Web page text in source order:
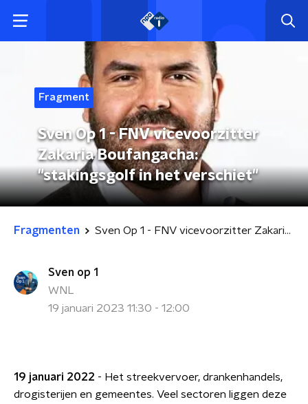
Fragment
Sven Op 1 - FNV vicevoorzitter
Zakaria Boufangacha:
"stakingsgolf in het verschiet"
Fragmenten Sven Op 1 - FNV vicevoorzitter Zakaria Boufangacha: "stakingsgolf in het verschiet"
Sven op 1
WNL
19 januari 2023 11:30 - 12:00
19 januari 2022 - Het streekvervoer, drankenhandels,
drogisterijen en gemeentes. Veel sectoren liggen deze